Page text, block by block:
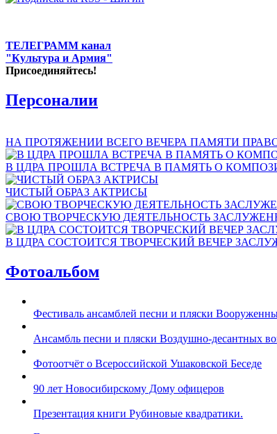
ТЕЛЕГРАММ канал
"Культура и Армия"
Присоединяйтесь!
Персоналии
НА ПРОТЯЖЕНИИ ВСЕГО ВЕЧЕРА ПАМЯТИ
В ЦДРА ПРОШЛА ВСТРЕЧА В ПАМЯТЬ О
ЧИСТЫЙ ОБРАЗ АКТРИСЫ
СВОЮ ТВОРЧЕСКУЮ ДЕЯТЕЛЬНОСТЬ
В ЦДРА СОСТОИТСЯ ТВОРЧЕСКИЙ ВЕЧЕР
Фотоальбом
Фестиваль ансамблей песни и пляски
Ансамбль песни и пляски Воздушно-десантных
Фотоотчёт о Всероссийской Ушаковской Беседе
90 лет Новосибирскому Дому офицеров
Презентация книги Рубиновые квадратики.